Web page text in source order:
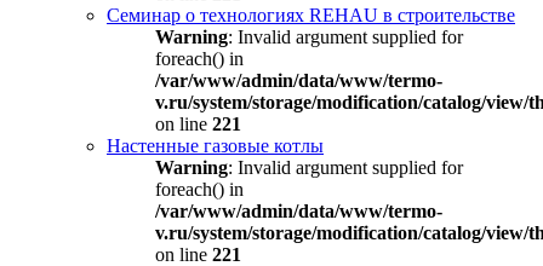
Семинар о технологиях REHAU в строительстве
Warning: Invalid argument supplied for
foreach() in
/var/www/admin/data/www/termo-
v.ru/system/storage/modification/catalog/view/
on line 221
Настенные газовые котлы
Warning: Invalid argument supplied for
foreach() in
/var/www/admin/data/www/termo-
v.ru/system/storage/modification/catalog/view/
on line 221